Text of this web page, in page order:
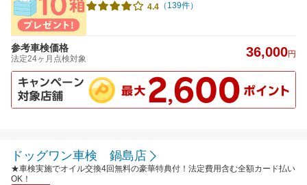
4.4 （139件）
参考車検価格
法定24ヶ月点検対象 36,000円
ドッグワン車検 鍋島店
★車検実施でオイル交換4回無料の豪華特典付！法定費用含む全額カード払い
OK！